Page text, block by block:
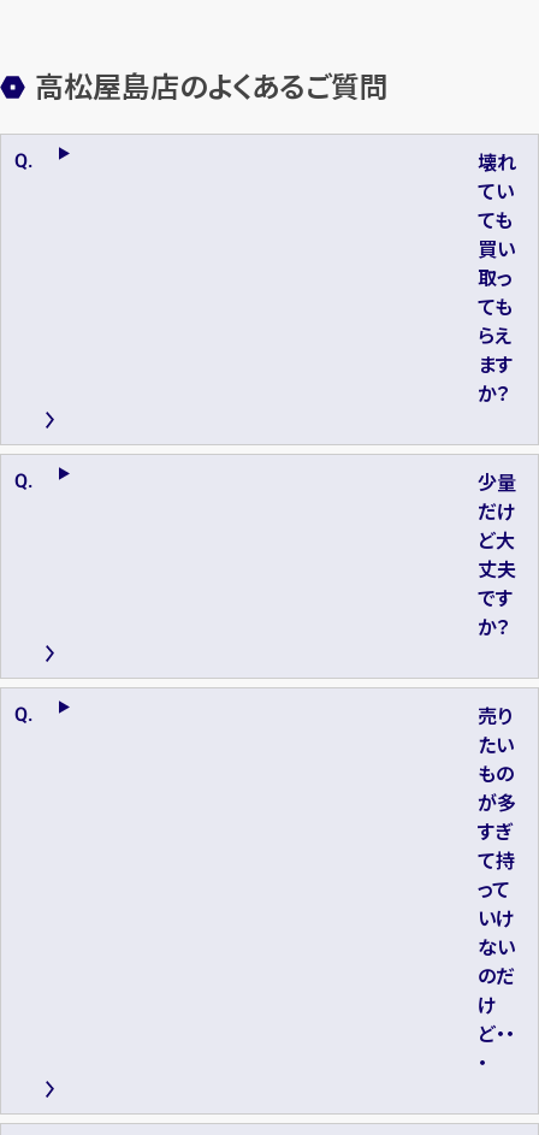
高松屋島店のよくあるご質問
壊れ
てい
ても
買い
取っ
ても
らえ
ます
か？
少量
だけ
ど大
丈夫
です
か？
売り
たい
もの
が多
すぎ
て持
って
いけ
ない
のだ
け
ど・・
・